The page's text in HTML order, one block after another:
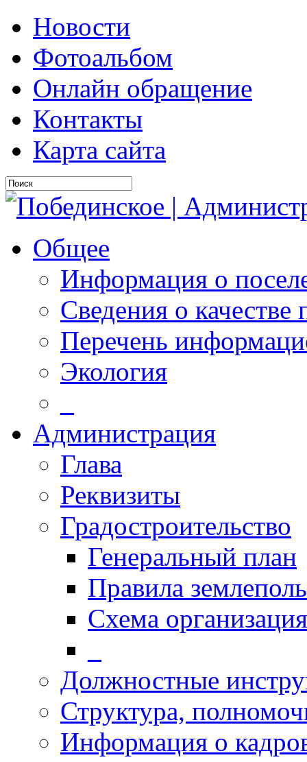
Новости
Фотоальбом
Онлайн обращение
Контакты
Карта сайта
Общее
Информация о
Сведения о качестве
Перечень
Экология
Администрация
Глава
Реквизиты
Градостроительство
Генеральный план
Правила
Схема
Должностные
Структура,
Информация о